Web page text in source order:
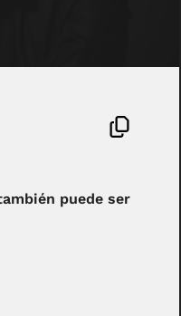
puede ser